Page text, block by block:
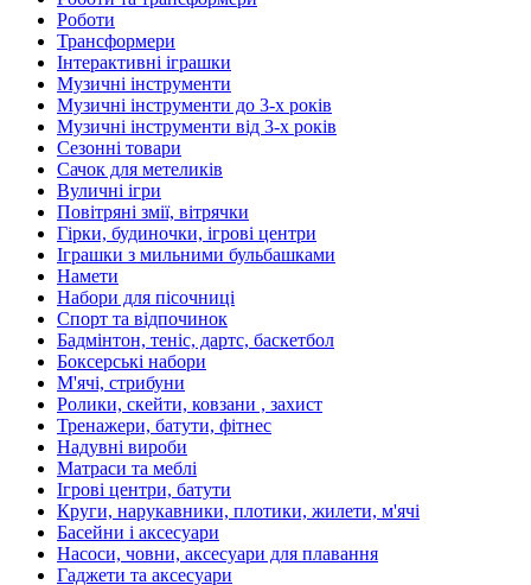
Роботи
Трансформери
Інтерактивні іграшки
Музичні інструменти
Музичні інструменти до 3-х років
Музичні інструменти від 3-х років
Сезонні товари
Сачок для метеликів
Вуличні ігри
Повітряні змії, вітрячки
Гірки, будиночки, ігрові центри
Іграшки з мильними бульбашками
Намети
Набори для пісочниці
Спорт та відпочинок
Бадмінтон, теніс, дартс, баскетбол
Боксерські набори
М'ячі, стрибуни
Ролики, скейти, ковзани , захист
Тренажери, батути, фітнес
Надувні вироби
Матраси та меблі
Ігрові центри, батути
Круги, нарукавники, плотики, жилети, м'ячі
Басейни і аксесуари
Насоси, човни, аксесуари для плавання
Гаджети та аксесуари